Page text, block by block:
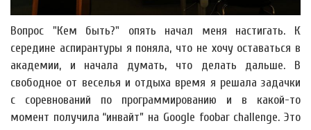
Вопрос "Кем быть?" опять начал меня настигать. К
середине аспирантуры я поняла, что не хочу оставаться в
академии, и начала думать, что делать дальше. В
свободное от веселья и отдыха время я решала задачки
с соревнований по программированию и в какой-то
момент получила “инвайт” на Google foobar challenge. Это